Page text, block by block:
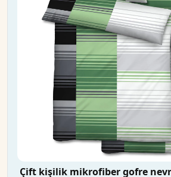
Çift kişilik mikrofiber gofre